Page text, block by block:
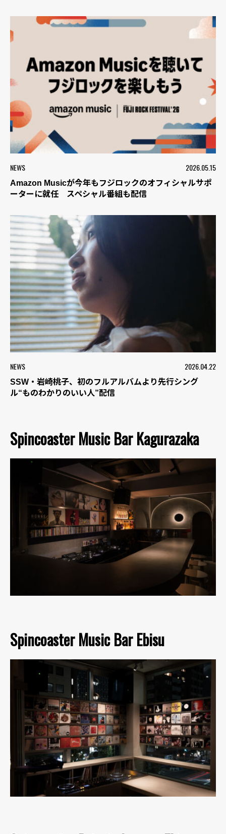
NEWS 2026.05.15
Amazon Musicが今年もフジロックのオフィシャルサポ
ーターに就任 スペシャル番組も配信
NEWS 2026.04.22
SSW・岩崎桃子、初のフルアルバムより先行シング
ル“ものわかりのいい人”配信
Spincoaster Music Bar Kagurazaka
Spincoaster Music Bar Ebisu